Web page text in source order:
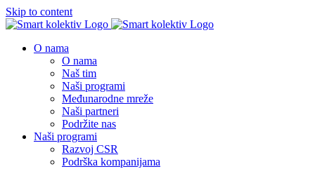
Skip to content
O nama
O nama
Naš tim
Naši programi
Međunarodne mreže
Naši partneri
Podržite nas
Naši programi
Razvoj CSR
Podrška kompanijama